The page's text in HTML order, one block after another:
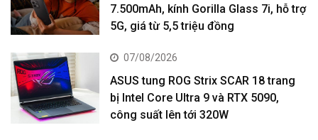
7.500mAh, kính Gorilla Glass 7i, hỗ trợ
5G, giá từ 5,5 triệu đồng
07/08/2026
ASUS tung ROG Strix SCAR 18 trang
bị Intel Core Ultra 9 và RTX 5090,
công suất lên tới 320W